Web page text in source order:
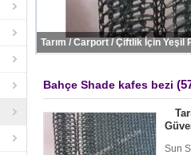
Bahçe Shade kafes bezi
Sun